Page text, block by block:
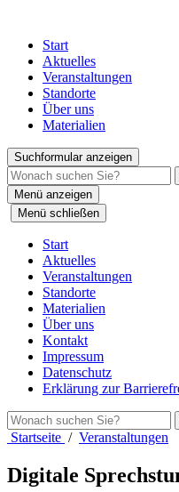
Start
Aktuelles
Veranstaltungen
Standorte
Über uns
Materialien
Suchformular anzeigen
Menü anzeigen
Start
Aktuelles
Veranstaltungen
Standorte
Materialien
Über uns
Kontakt
Impressum
Datenschutz
Erklärung zur
Startseite/
Digitale